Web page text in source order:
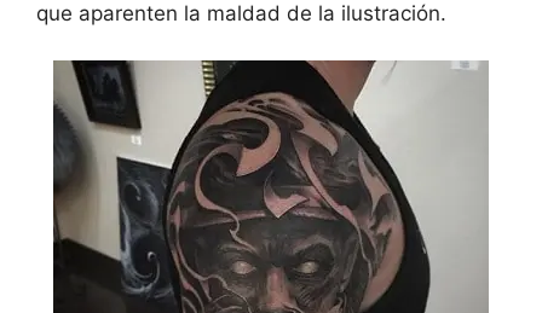
que aparenten la maldad de la ilustración.